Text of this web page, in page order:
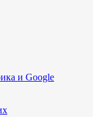
и Google